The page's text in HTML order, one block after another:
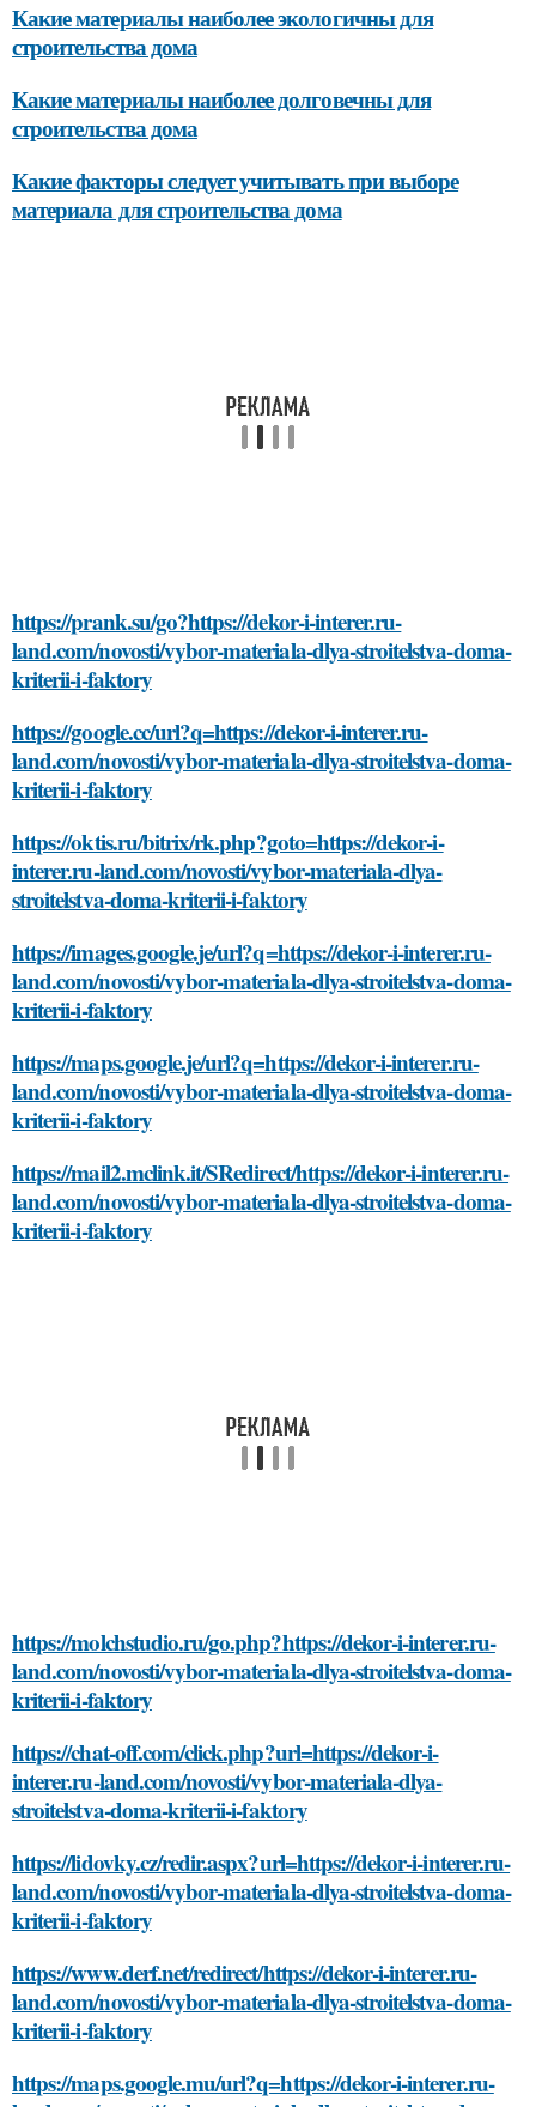
Какие материалы наиболее экологичны для
строительства дома
Какие материалы наиболее долговечны для
строительства дома
Какие факторы следует учитывать при выборе
материала для строительства дома
https://prank.su/go?https://dekor-i-interer.ru-
land.com/novosti/vybor-materiala-dlya-stroitelstva-doma-
kriterii-i-faktory
https://google.cc/url?q=https://dekor-i-interer.ru-
land.com/novosti/vybor-materiala-dlya-stroitelstva-doma-
kriterii-i-faktory
https://oktis.ru/bitrix/rk.php?goto=https://dekor-i-
interer.ru-land.com/novosti/vybor-materiala-dlya-
stroitelstva-doma-kriterii-i-faktory
https://images.google.je/url?q=https://dekor-i-interer.ru-
land.com/novosti/vybor-materiala-dlya-stroitelstva-doma-
kriterii-i-faktory
https://maps.google.je/url?q=https://dekor-i-interer.ru-
land.com/novosti/vybor-materiala-dlya-stroitelstva-doma-
kriterii-i-faktory
https://mail2.mclink.it/SRedirect/https://dekor-i-interer.ru-
land.com/novosti/vybor-materiala-dlya-stroitelstva-doma-
kriterii-i-faktory
https://molchstudio.ru/go.php?https://dekor-i-interer.ru-
land.com/novosti/vybor-materiala-dlya-stroitelstva-doma-
kriterii-i-faktory
https://chat-off.com/click.php?url=https://dekor-i-
interer.ru-land.com/novosti/vybor-materiala-dlya-
stroitelstva-doma-kriterii-i-faktory
https://lidovky.cz/redir.aspx?url=https://dekor-i-interer.ru-
land.com/novosti/vybor-materiala-dlya-stroitelstva-doma-
kriterii-i-faktory
https://www.derf.net/redirect/https://dekor-i-interer.ru-
land.com/novosti/vybor-materiala-dlya-stroitelstva-doma-
kriterii-i-faktory
https://maps.google.mu/url?q=https://dekor-i-interer.ru-